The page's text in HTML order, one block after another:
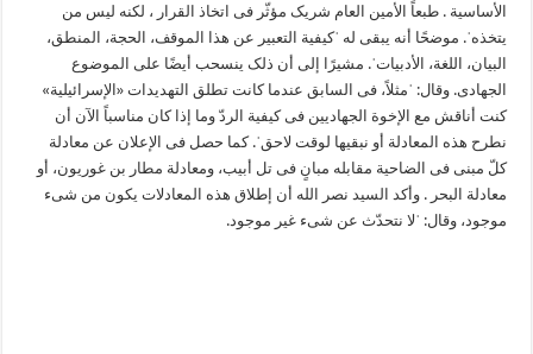
الأساسیة . طبعاً الأمین العام شریک مؤثّر فی اتخاذ القرار ، لکنه لیس من
یتخذهˈ. موضحًا أنه یبقی له ˈکیفیة التعبیر عن هذا الموقف، الحجة، المنطق،
البیان، اللغة، الأدبیاتˈ. مشیرًا إلی أن ذلک ینسحب أیضًا علی الموضوع
الجهادی. وقال: ˈمثلاً، فی السابق عندما کانت تطلق التهدیدات «الإسرائیلیة»
کنت أناقش مع الإخوة الجهادیین فی کیفیة الردّ وما إذا کان مناسباً الآن أن
نطرح هذه المعادلة أو نبقیها لوقت لاحقˈ. کما حصل فی الإعلان عن معادلة
کلّ مبنی فی الضاحیة مقابله مبانٍ فی تل أبیب، ومعادلة مطار بن غوریون، أو
معادلة البحر . وأکد السید نصر الله أن إطلاق هذه المعادلات یکون من شیء
موجود، وقال: ˈلا نتحدّث عن شیء غیر موجود.